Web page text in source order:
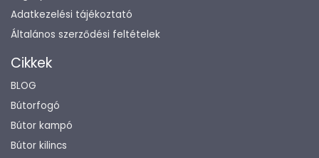
Adatkezelési tájékoztató
Általános szerződési feltételek
Cikkek
BLOG
Bútorfogó
Bútor kampó
Bútor kilincs